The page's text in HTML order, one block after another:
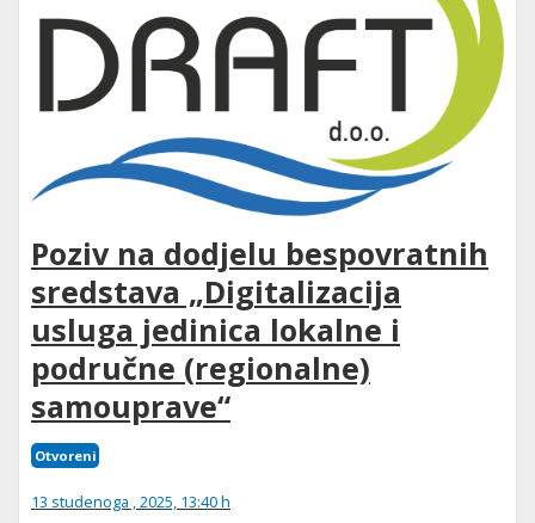
Poziv na dodjelu bespovratnih
sredstava „Digitalizacija
usluga jedinica lokalne i
područne (regionalne)
samouprave“
Otvoreni
13 studenoga , 2025, 13:40 h